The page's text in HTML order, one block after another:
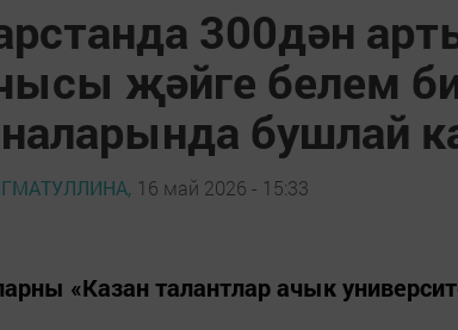
300дән
җәйге белем
бушлай
16 май 2026 - 15:33
«Казан талантлар ачык